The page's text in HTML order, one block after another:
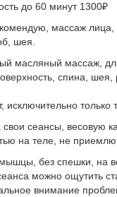
до 60 минут 1300₽
массаж лица,
шея.
масляный массаж,
спина, шея,
исключительно только
сеансы, весовую
на теле, не приемлю.
без спешки, на
можно ощутить
внимание